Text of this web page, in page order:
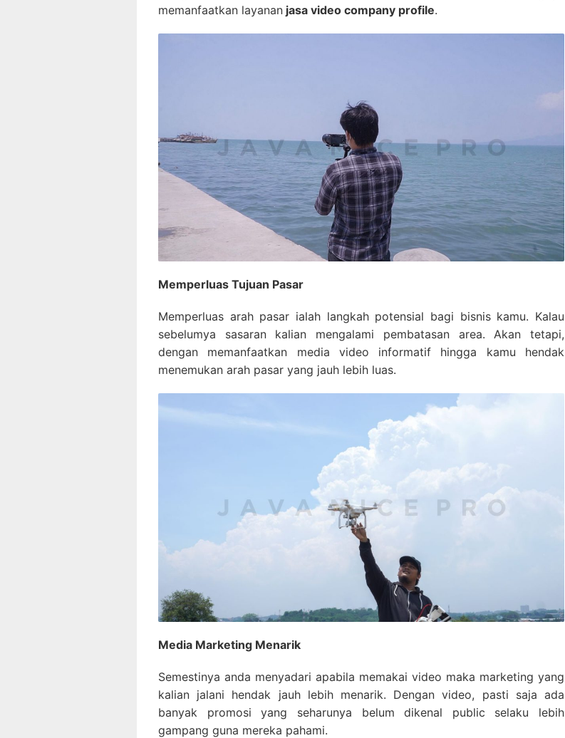
memanfaatkan layanan jasa video company profile.
Memperluas Tujuan Pasar
Memperluas arah pasar ialah langkah potensial bagi bisnis kamu. Kalau
sebelumya sasaran kalian mengalami pembatasan area. Akan tetapi,
dengan memanfaatkan media video informatif hingga kamu hendak
menemukan arah pasar yang jauh lebih luas.
Media Marketing Menarik
Semestinya anda menyadari apabila memakai video maka marketing yang
kalian jalani hendak jauh lebih menarik. Dengan video, pasti saja ada
banyak promosi yang seharunya belum dikenal public selaku lebih
gampang guna mereka pahami.